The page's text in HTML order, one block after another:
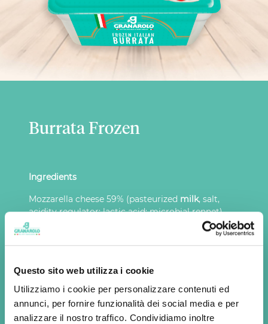
Questo sito web utilizza i cookie
Utilizziamo i cookie per personalizzare contenuti ed
annunci, per fornire funzionalità dei social media e per
analizzare il nostro traffico. Condividiamo inoltre
Burrata Frozen
Ingredients
Mozzarella cheese 59% (pasteurized milk, salt,
acidity regulator: lactic acid; microbial rennet),
UHT cream (pasteurized
, pasteurizedmilk,
emulsifier: mono and diglycerides of fatty acids,
lactic acid esters of mono and diglicerrydes of
Available formats
2x125g